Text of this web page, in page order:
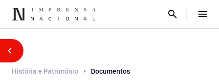
História e Património Documentos